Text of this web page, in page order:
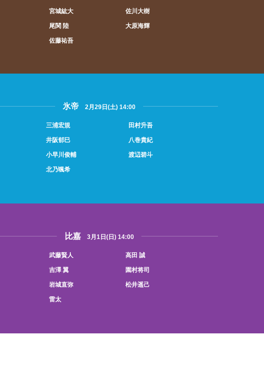
宮城紘大
尾関 陸
佐藤祐吾
佐川大樹
大原海輝
氷帝 2月29日(土) 14:00
三浦宏規
井阪郁巳
小早川俊輔
北乃颯希
田村升吾
八巻貴紀
渡辺碧斗
比嘉 3月1日(日) 14:00
武藤賢人
吉澤 翼
岩城直弥
雷太
高田 誠
園村将司
松井遥己